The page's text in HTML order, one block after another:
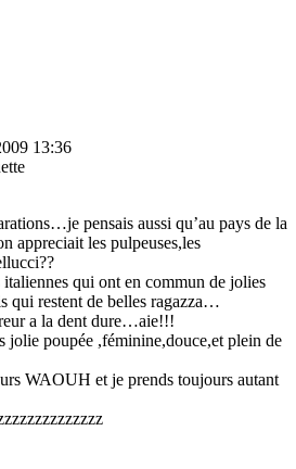
13:36
pensais aussi qu’au pays de la
appreciait les pulpeuses,les
italiennes qui ont en commun de jolies
qui restent de belles ragazza…
a la dent dure…aie!!!
jolie poupée ,féminine,douce,et plein de
WAOUH et je prends toujours autant